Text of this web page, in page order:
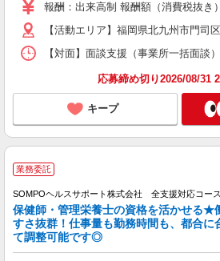
報酬：出来高制 報酬額（消費税抜
【活動エリア】福岡県北九州市門司
【対面】面談支援（事業所一括面
応募締め切り2026/08/31
キープ
業務委託
SOMPOヘルスサポート株式会社 全支援対応コース
保健師・管理栄養士の資格を活かせる★
すさ抜群！仕事量も勤務時間も、都合に
て調整可能です◎